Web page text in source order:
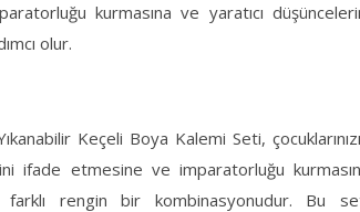
kurmasına ve yaratıcı
olur.
Keçeli Boya Kalemi Seti,
ifade etmesine ve imparatorluğu
farklı rengin bir kombinasyonudur. Bu